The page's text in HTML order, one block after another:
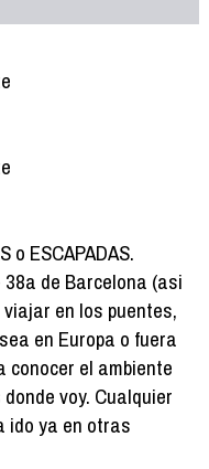
o ESCAPADAS.
de Barcelona (asi
en los puentes,
en Europa o fuera
conocer el ambiente
voy. Cualquier
ido ya en otras